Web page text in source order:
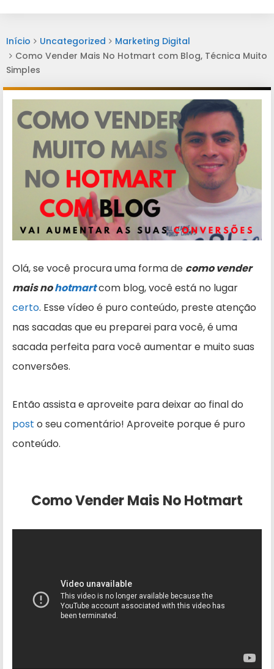
Início Uncategorized
Marketing Digital
Como Vender Mais No Hotmart com Blog, Técnica Muito
Simples
Olá, se você procura uma forma de como vender
mais nohotmartcom blog, você está no lugar
certo. Esse vídeo é puro conteúdo, preste atenção
nas sacadas que eu preparei para você, é uma
sacada perfeita para você aumentar e muito suas
conversões.
Então assista e aproveite para deixar ao final do
post o seu comentário! Aproveite porque é puro
conteúdo.
Como Vender Mais No Hotmart